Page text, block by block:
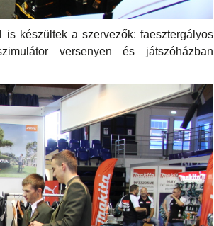
is készültek a szervezők: faesztergályos
versenyen és játszóházban